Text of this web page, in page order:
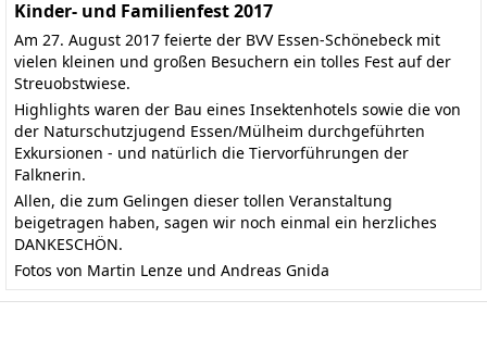
Kinder- und Familienfest 2017
Am 27. August 2017 feierte der BVV Essen-Schönebeck mit
vielen kleinen und großen Besuchern ein tolles Fest auf der
Streuobstwiese.
Highlights waren der Bau eines Insektenhotels sowie die von
der Naturschutzjugend Essen/Mülheim durchgeführten
Exkursionen - und natürlich die Tiervorführungen der
Falknerin.
Allen, die zum Gelingen dieser tollen Veranstaltung
beigetragen haben, sagen wir noch einmal ein herzliches
DANKESCHÖN.
Fotos von Martin Lenze und Andreas Gnida